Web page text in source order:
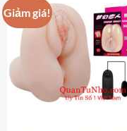
Giảm giá!